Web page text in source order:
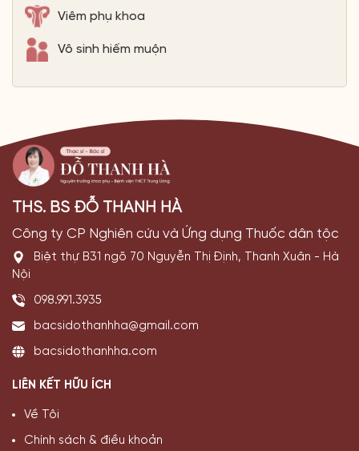
Viêm phụ khoa
Vô sinh hiếm muộn
THS. BS ĐỖ THANH HÀ
Công ty CP Nghiên cứu và Ứng dụng Thuốc dân tộc
Biệt thự B31 ngõ 70 Nguyễn Thị Định, Thanh Xuân - Hà
Nội
098.991.3935
bacsidothanhha@gmail.com
bacsidothanhha.com
LIÊN KẾT HỮU ÍCH
Về Tôi
Chính sách & điều khoản